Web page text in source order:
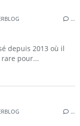
…
depuis 2013 où il
rare pour...
…